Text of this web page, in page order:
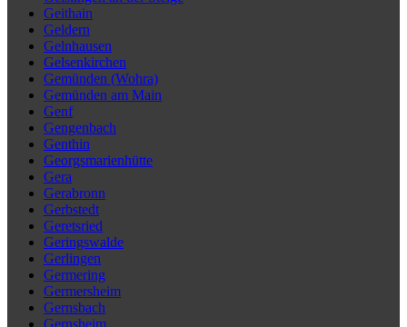
Geithain
Geldern
Gelnhausen
Gelsenkirchen
Gemünden (Wohra)
Gemünden am Main
Genf
Gengenbach
Genthin
Georgsmarienhütte
Gera
Gerabronn
Gerbstedt
Geretsried
Geringswalde
Gerlingen
Germering
Germersheim
Gernsbach